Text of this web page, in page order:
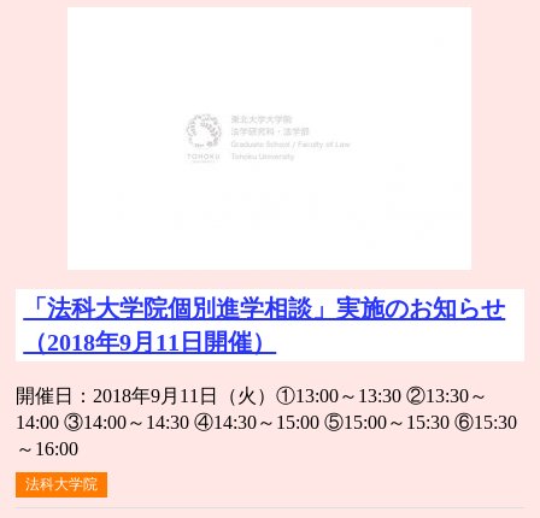
「法科大学院個別進学相談」実施のお知らせ
（2018年9月11日開催）
開催日：2018年9月11日（火）①13:00～13:30 ②13:30～
14:00 ③14:00～14:30 ④14:30～15:00 ⑤15:00～15:30 ⑥15:30
～16:00
法科大学院